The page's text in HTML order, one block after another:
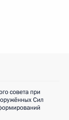
совета при
Сил